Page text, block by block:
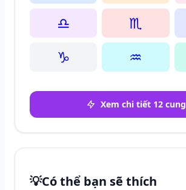
♎
♏
♑
♒
Xem chi tiết 12 cung
💡Có thể bạn sẽ thích